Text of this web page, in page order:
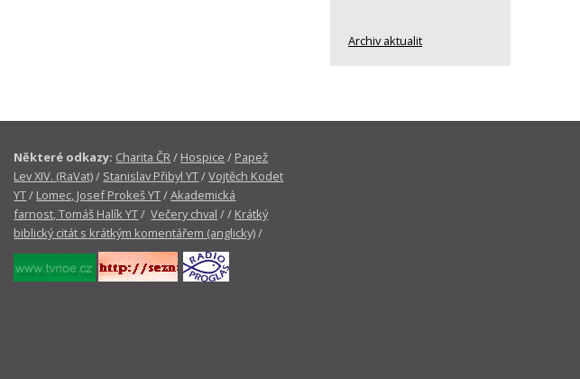
Archiv aktualit
Některé odkazy: Charita ČR/ Hospice / Papež
Lev XIV. (RaVat)/ Stanislav Přibyl YT/Vojtěch Kodet
YT/ Lomec, Josef Prokeš YT/Akademická
farnost, Tomáš Halík YT/Večery chval / / Krátký
biblický citát s krátkým komentářem (anglicky)/